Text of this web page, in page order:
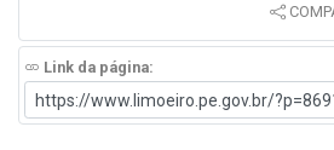
Link da página: